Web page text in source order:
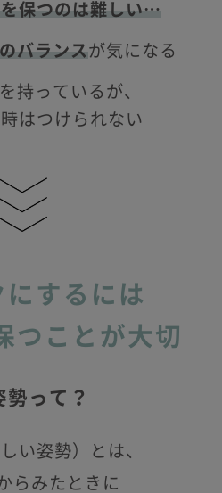
保つのは難しい…
バランスが気になる
持っているが、
はつけられない
にするには
つことが大切
勢って？
い姿勢）とは、
らみたときに